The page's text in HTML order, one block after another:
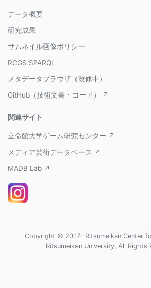
データ概要
研究成果
サムネイル画像ポリシー
RCGS SPARQL
メタデータブラウザ（改修中）
GitHub（技術文書・コード） ↗
関連サイト
立命館大学ゲーム研究センター ↗
メディア芸術データベース ↗
MADB Lab ↗
Copyright © 2017- Ritsumeikan Center
Ritsumeikan University, All Rights